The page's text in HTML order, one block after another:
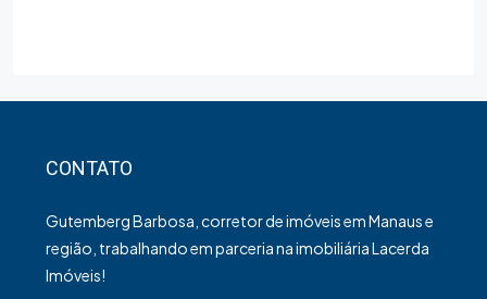
CONTATO
Gutemberg Barbosa, corretor de imóveis em Manaus e
região, trabalhando em parceria na imobiliária Lacerda
Imóveis!